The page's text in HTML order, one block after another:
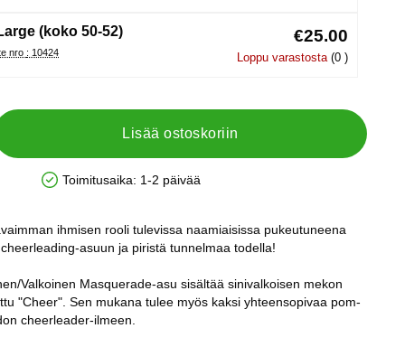
(koko 50-52)
Tuote nro : 10424
€25.00
Loppu varastosta (0 )
Lisää ostoskoriin
Saatavuus: Varastossa
Toimitusaika: 1-2 päivää
ihmisen rooli tulevissa naamiaisissa pukeutuneena
asuun ja piristä tunnelmaa todella!
Valkoinen Masquerade-asu sisältää sinivalkoisen mekon
"Cheer". Sen mukana tulee myös kaksi yhteensopivaa pom-
cheerleader-ilmeen.